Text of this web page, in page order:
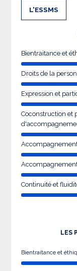
L'ESSMS
Bientraitance et
Droits de la
Expression et
Coconstruction et
Continuité et
LES
Bientraitance et